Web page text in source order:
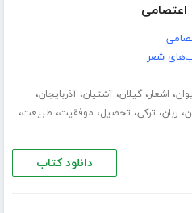
اعتصامی
شعر
، اشعار،گیلان،آشتیان،آذربایجان،
، زبان، ترکی، تحصیل، موفقیت، طبیعت،
دانلود کتاب